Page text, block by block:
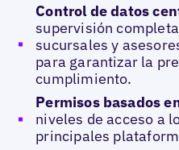
Control de datos
supervisión
sucursales y
para garantizar la
cumplimiento.
Permisos basados
niveles de acceso a
principales